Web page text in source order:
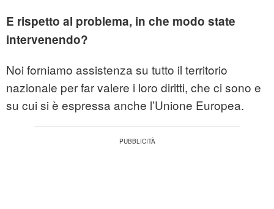
E rispetto al problema, in che modo state
intervenendo?
Noi forniamo assistenza su tutto il territorio
nazionale per far valere i loro diritti, che ci sono e
su cui si è espressa anche l’Unione Europea.